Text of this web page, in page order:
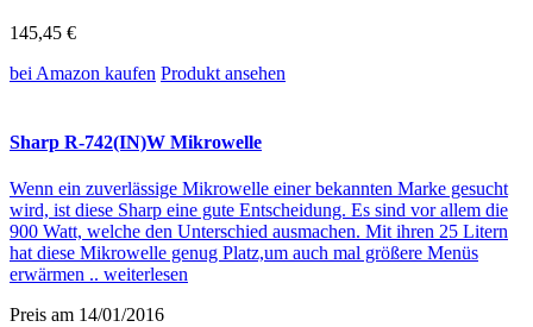
145,45 €
bei Amazon kaufen Produkt ansehen
Sharp R-742(IN)W Mikrowelle
Wenn ein zuverlässige Mikrowelle einer bekannten Marke gesucht
wird, ist diese Sharp eine gute Entscheidung. Es sind vor allem die
900 Watt, welche den Unterschied ausmachen. Mit ihren 25 Litern
hat diese Mikrowelle genug Platz,um auch mal größere Menüs
erwärmen .. weiterlesen
Preis am 14/01/2016